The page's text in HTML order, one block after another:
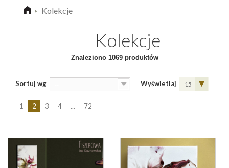
Kolekcje
Kolekcje
Znaleziono 1069 produktów
Sortuj wg -- Wyświetlaj 15
1 2 3 4 ... 72